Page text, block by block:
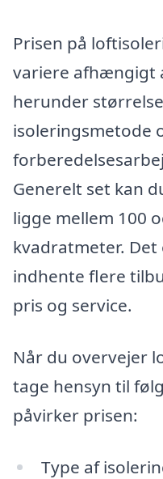
Prisen på
variere afhængigt
herunder
isoleringsmetode
Generelt set kan
ligge mellem 100
kvadratmeter.
indhente flere
pris og service.
Når du overvejer
tage hensyn til
påvirker prisen:
Type af